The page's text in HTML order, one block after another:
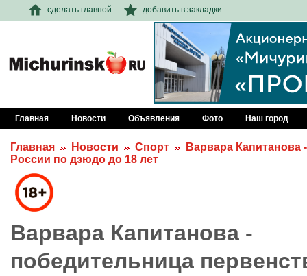
сделать главной добавить в закладки
Главная Новости Объявления Фото Наш город
Главная Новости Спорт
Варвара Капитанова
России по дзюдо до 18 лет
Варвара Капитанова -
победительница